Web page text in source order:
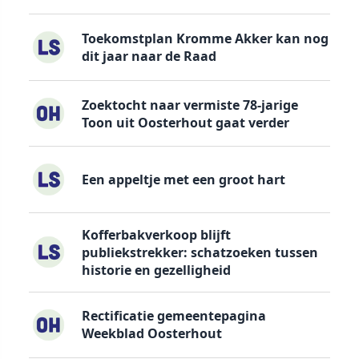
Toekomstplan Kromme Akker kan nog
dit jaar naar de Raad
Zoektocht naar vermiste 78-jarige
Toon uit Oosterhout gaat verder
Een appeltje met een groot hart
Kofferbakverkoop blijft
publiekstrekker: schatzoeken tussen
historie en gezelligheid
Rectificatie gemeentepagina
Weekblad Oosterhout